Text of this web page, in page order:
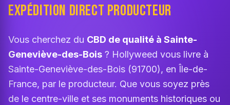
EXPÉDITION DIRECT PRODUCTEUR
Vous cherchez du CBD de qualité à Sainte-
Geneviève-des-Bois ? Hollyweed vous livre à
Sainte-Geneviève-des-Bois (91700), en Île-de-
France, par le producteur. Que vous soyez près
de le centre-ville et ses monuments historiques ou